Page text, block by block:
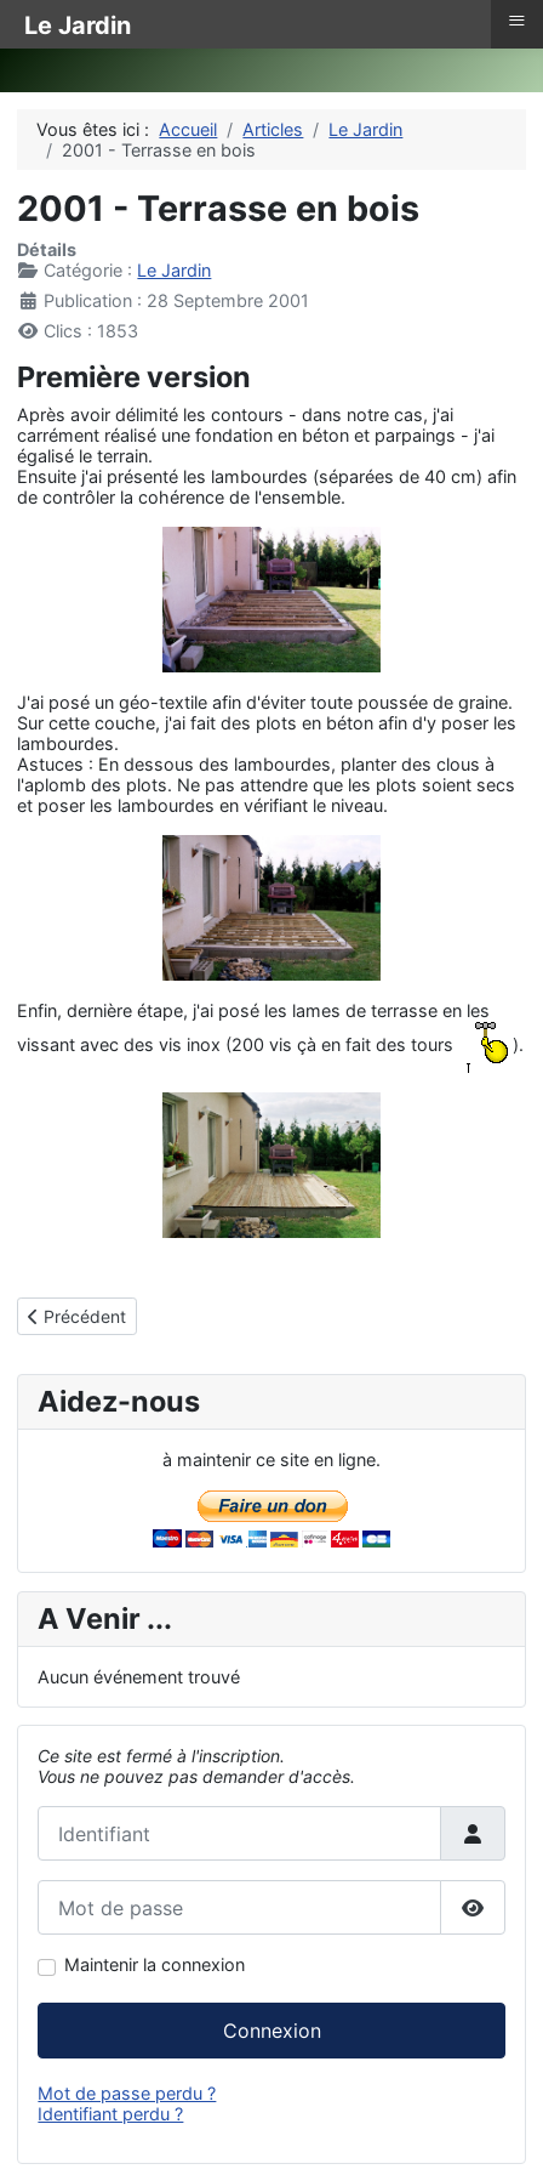
Vous êtes ici : Accueil Articles
Le Jardin
2001 - Terrasse en bois
2001 - Terrasse en bois
Détails
Catégorie : Le Jardin
Publication : 28 Septembre 2001
Clics : 1853
Première version
Après avoir délimité les contours - dans notre cas, j'ai
carrément réalisé une fondation en béton et parpaings - j'ai
égalisé le terrain.
Ensuite j'ai présenté les lambourdes (séparées de 40 cm) afin
de contrôler la cohérence de l'ensemble.
J'ai posé un géo-textile afin d'éviter toute poussée de graine.
Sur cette couche, j'ai fait des plots en béton afin d'y poser les
lambourdes.
Astuces : En dessous des lambourdes, planter des clous à
l'aplomb des plots. Ne pas attendre que les plots soient secs
et poser les lambourdes en vérifiant le niveau.
Enfin, dernière étape, j'ai posé les lames de terrasse en les
vissant avec des vis inox (200 vis çà en fait des tours
).
Article précédent : 2005 - Terrasse en bois
Précédent
Aidez-nous
à maintenir ce site en ligne.
A Venir ...
Aucun événement trouvé
Ce site est fermé à l'inscription.
Vous ne pouvez pas demander d'accès.
Identifiant
Mot de passe
Maintenir la connexion
Connexion
Mot de passe perdu ?
Identifiant perdu ?
Le Jardin ≡